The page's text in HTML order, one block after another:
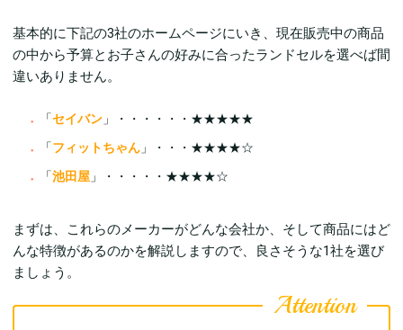
基本的に下記の3社のホームページにいき、現在販売中の商品
の中から予算とお子さんの好みに合ったランドセルを選べば間
違いありません。
「セイバン 」・・・・・・★★★★★
「フィットちゃん 」・・・★★★★☆
「池田屋 」・・・・・★★★★☆
まずは、これらのメーカーがどんな会社か、そして商品にはど
んな特徴があるのかを解説しますので、良さそうな1社を選び
ましょう。